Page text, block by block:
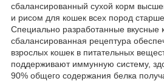
сбалансированный сухой корм
и рисом для кошек всех пород
Специально разработанные вкусные
сбалансированная рецептура
взрослых кошек в питательных
поддерживают иммунную систему,
90% общего содержания белка